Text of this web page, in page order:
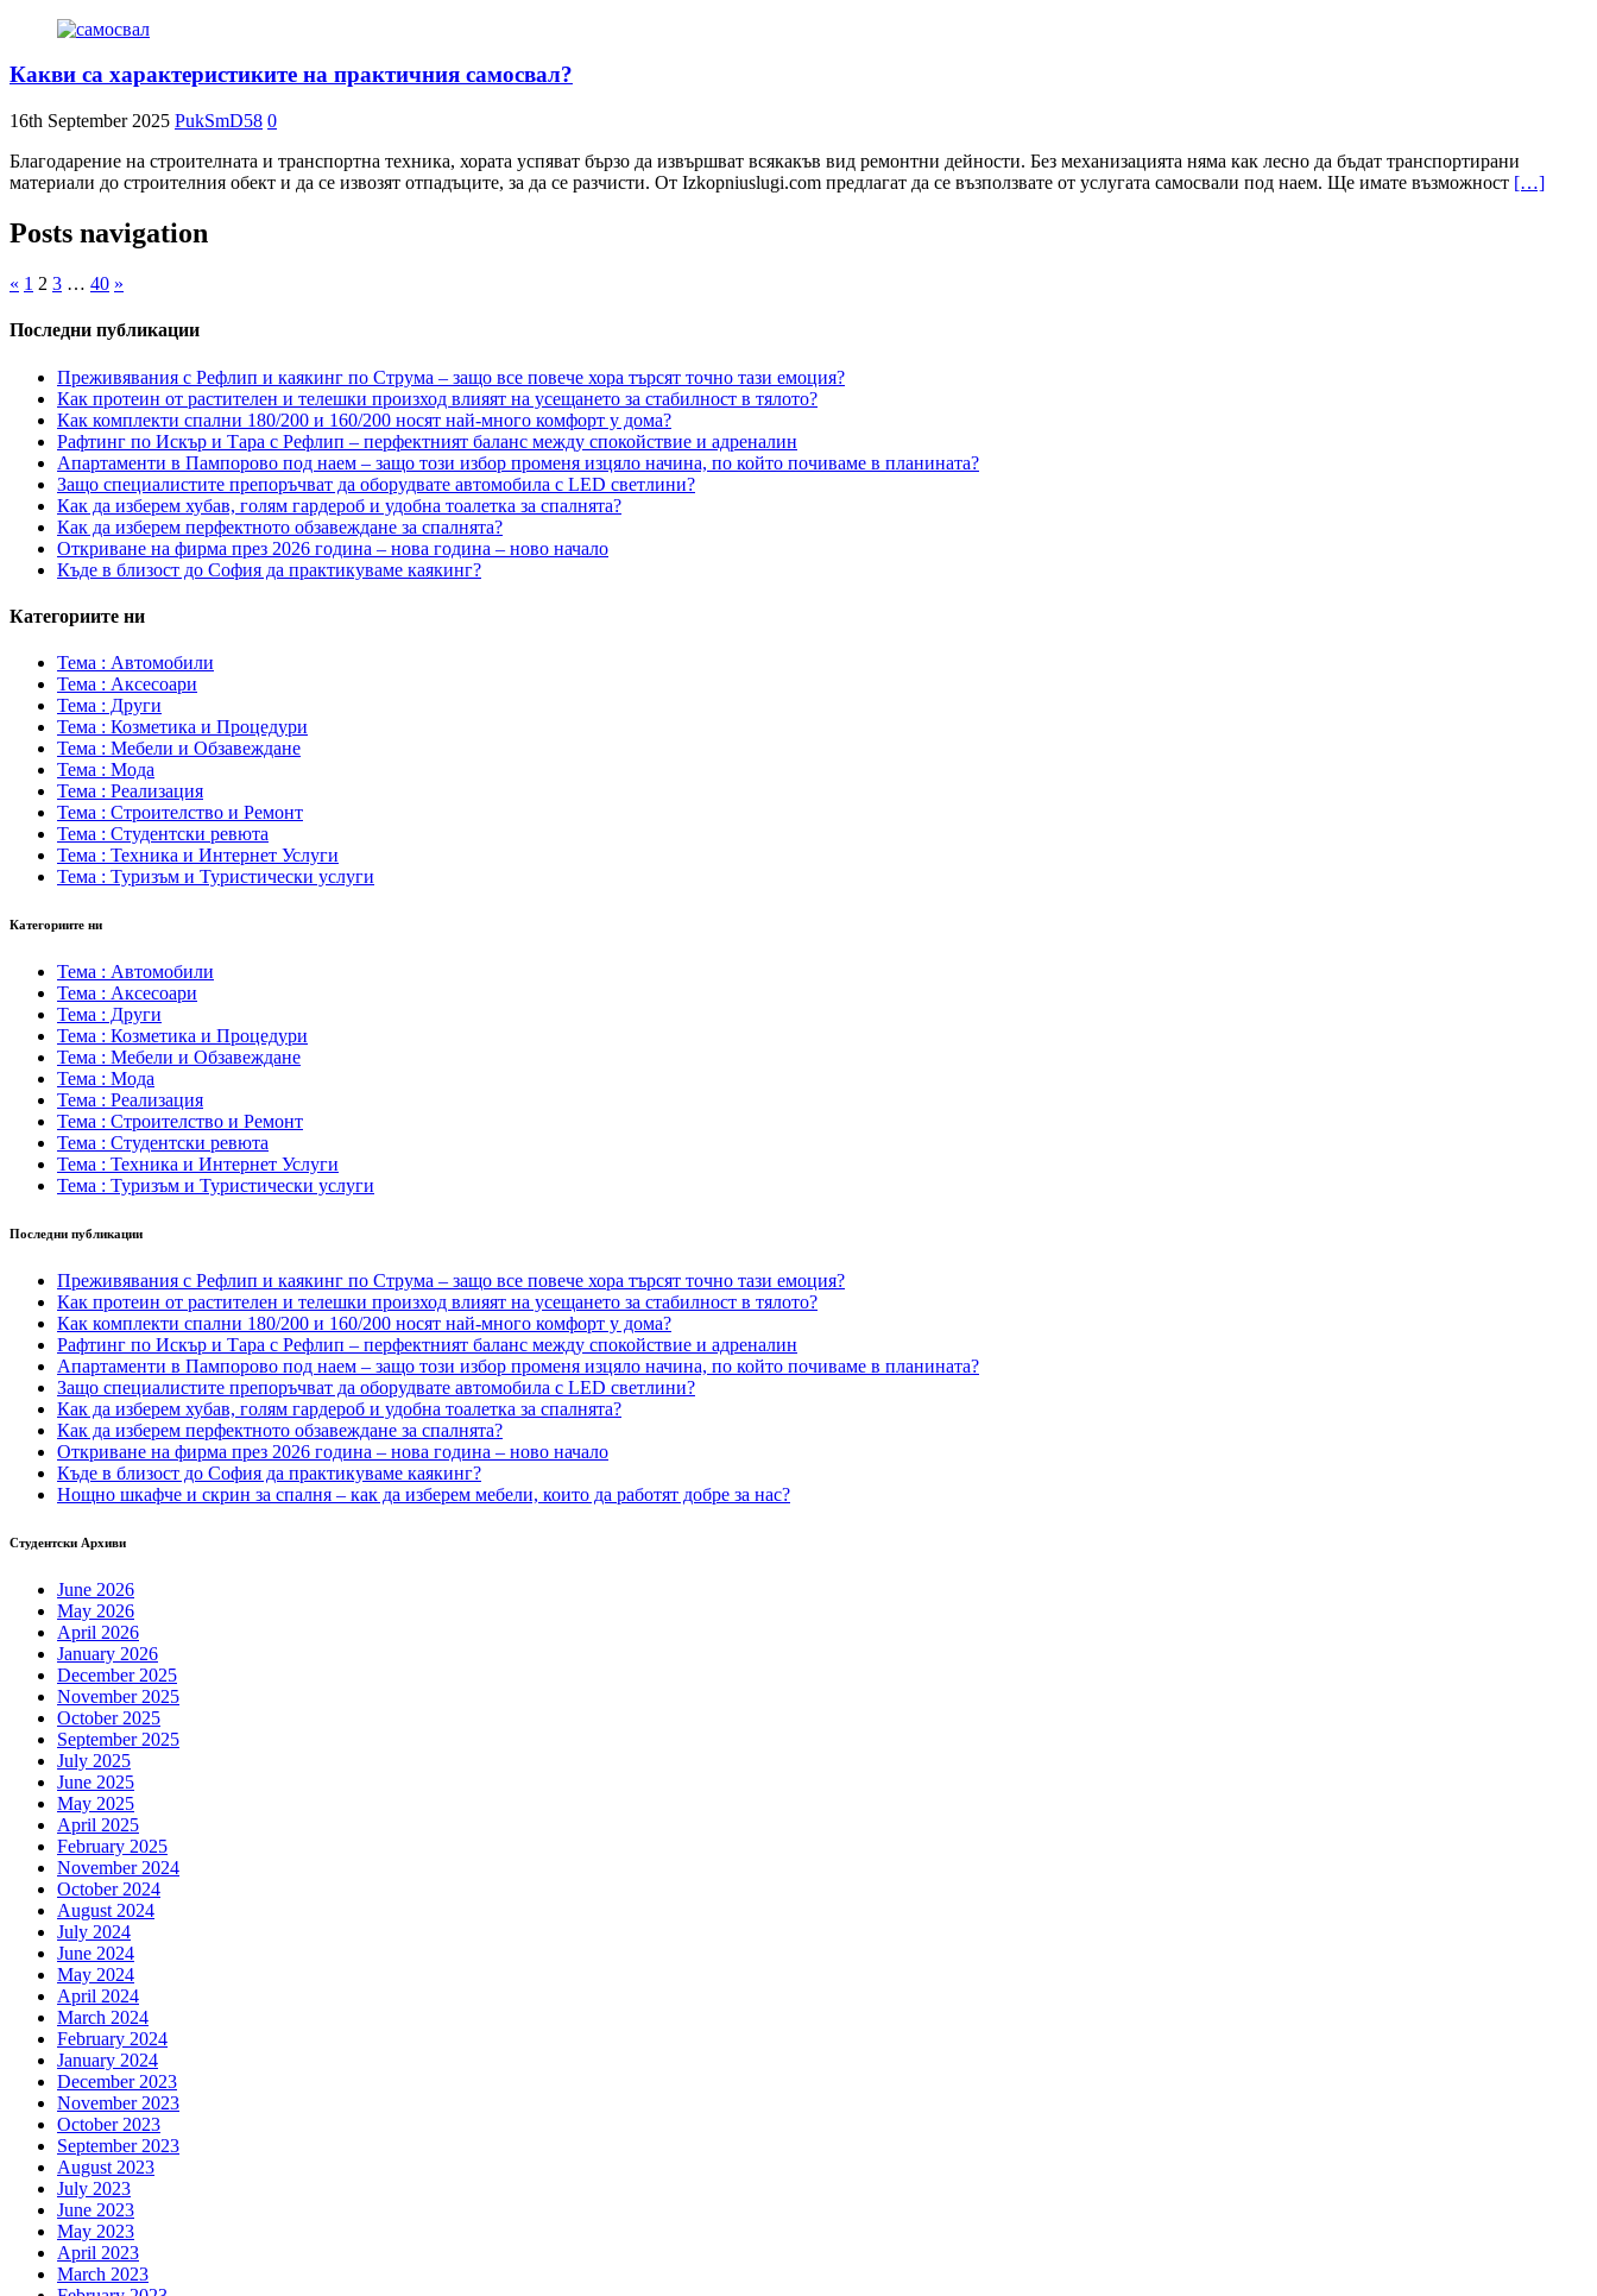
Какви са характеристиките на практичния самосвал?
16th September 2025 PukSmD58 0
Благодарение на строителната и транспортна техника, хората успяват бързо да извършват всякакъв вид ремонтни дейности. Без механизацията няма как лесно да бъдат транспортирани
материали до строителния обект и да се извозят отпадъците, за да се разчисти. От Izkopniuslugi.com предлагат да се възползвате от услугата самосвали под наем. Ще имате възможност […]
Posts navigation
« 1 2 3 … 40 »
Последни публикации
Преживявания с Рефлип и каякинг по Струма – защо все повече хора търсят точно тази емоция?
Как протеин от растителен и телешки произход влияят на усещането за стабилност в тялото?
Как комплекти спални 180/200 и 160/200 носят най-много комфорт у дома?
Рафтинг по Искър и Тара с Рефлип – перфектният баланс между спокойствие и адреналин
Апартаменти в Пампорово под наем – защо този избор променя изцяло начина, по който почиваме в планината?
Защо специалистите препоръчват да оборудвате автомобила с LED светлини?
Как да изберем хубав, голям гардероб и удобна тоалетка за спалнята?
Как да изберем перфектното обзавеждане за спалнята?
Откриване на фирма през 2026 година – нова година – ново начало
Къде в близост до София да практикуваме каякинг?
Категориите ни
Тема : Автомобили
Тема : Аксесоари
Тема : Други
Тема : Козметика и Процедури
Тема : Мебели и Обзавеждане
Тема : Мода
Тема : Реализация
Тема : Строителство и Ремонт
Тема : Студентски ревюта
Тема : Техника и Интернет Услуги
Тема : Туризъм и Туристически услуги
Категориите ни
Тема : Автомобили
Тема : Аксесоари
Тема : Други
Тема : Козметика и Процедури
Тема : Мебели и Обзавеждане
Тема : Мода
Тема : Реализация
Тема : Строителство и Ремонт
Тема : Студентски ревюта
Тема : Техника и Интернет Услуги
Тема : Туризъм и Туристически услуги
Последни публикации
Преживявания с Рефлип и каякинг по Струма – защо все повече хора търсят точно тази емоция?
Как протеин от растителен и телешки произход влияят на усещането за стабилност в тялото?
Как комплекти спални 180/200 и 160/200 носят най-много комфорт у дома?
Рафтинг по Искър и Тара с Рефлип – перфектният баланс между спокойствие и адреналин
Апартаменти в Пампорово под наем – защо този избор променя изцяло начина, по който почиваме в планината?
Защо специалистите препоръчват да оборудвате автомобила с LED светлини?
Как да изберем хубав, голям гардероб и удобна тоалетка за спалнята?
Как да изберем перфектното обзавеждане за спалнята?
Откриване на фирма през 2026 година – нова година – ново начало
Къде в близост до София да практикуваме каякинг?
Нощно шкафче и скрин за спалня – как да изберем мебели, които да работят добре за нас?
Студентски Архиви
June 2026
May 2026
April 2026
January 2026
December 2025
November 2025
October 2025
September 2025
July 2025
June 2025
May 2025
April 2025
February 2025
November 2024
October 2024
August 2024
July 2024
June 2024
May 2024
April 2024
March 2024
February 2024
January 2024
December 2023
November 2023
October 2023
September 2023
August 2023
July 2023
June 2023
May 2023
April 2023
March 2023